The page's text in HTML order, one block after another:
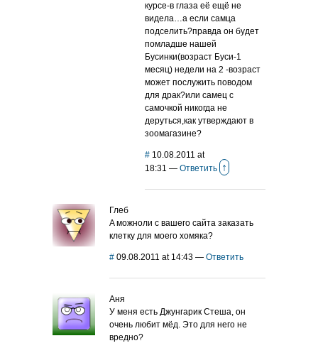
курсе-в глаза её ещё не
видела…а если самца
подселить?правда он будет
помладше нашей
Бусинки(возраст Буси-1
месяц) недели на 2 -возраст
может послужить поводом
для драк?или самец с
самочкой никогда не
деруться,как утверждают в
зоомагазине?
# 10.08.2011 at
18:31 — Ответить ↑
Глеб
A можноли с вашего сайта заказать
клетку для моего хомяка?
# 09.08.2011 at 14:43 — Ответить
Аня
У меня есть Джунгарик Стеша, он
очень любит мёд. Это для него не
вредно?